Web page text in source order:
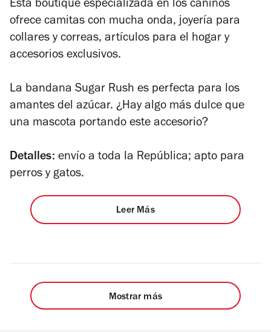
Esta boutique especializada en los caninos
ofrece camitas con mucha onda, joyería para
collares y correas, artículos para el hogar y
accesorios exclusivos.
La bandana Sugar Rush es perfecta para los
amantes del azúcar. ¿Hay algo más dulce que
una mascota portando este accesorio?
Detalles: envío a toda la República; apto para
perros y gatos.
Leer Más
Mostrar más